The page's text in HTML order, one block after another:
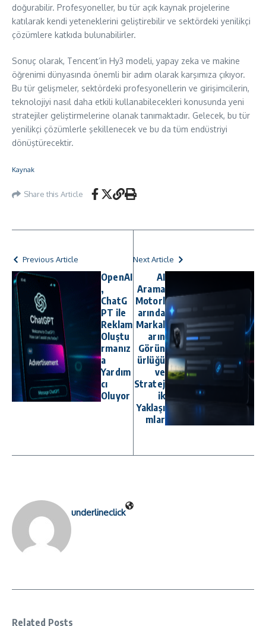
doğurabilir. Profesyoneller, bu tür açık kaynak projelerine
katılarak kendi yeteneklerini geliştirebilir ve sektördeki yenilikçi
çözümlere katkıda bulunabilirler.
Sonuç olarak, Tencent’in Hy3 modeli, yapay zeka ve makine
öğrenimi dünyasında önemli bir adım olarak karşımıza çıkıyor.
Bu tür gelişmeler, sektördeki profesyonellerin ve girişimcilerin,
teknolojiyi nasıl daha etkili kullanabilecekleri konusunda yeni
stratejiler geliştirmelerine olanak tanımaktadır. Gelecek, bu tür
yenilikçi çözümlerle şekillenecek ve bu da tüm endüstriyi
dönüştürecektir.
Kaynak
Share this Article
Previous Article
OpenAI
,
ChatG
PT ile
Reklam
Oluştu
rmanız
a
Yardım
cı
Oluyor
Next Article
AI
Arama
Motorl
arında
Markal
arın
Görün
ürlüğü
ve
Stratej
ik
Yaklaşı
mlar
underlineclick
Related Posts